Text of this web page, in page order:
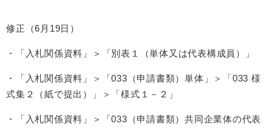
修正（6月19日）
・「入札関係資料」＞「別表１（単体又は代表構成員）」
・「入札関係資料」＞「033（申請書類）単体」＞「033 様
式集２（紙で提出）」＞「様式１－２」
・「入札関係資料」＞「033（申請書類）共同企業体の代表